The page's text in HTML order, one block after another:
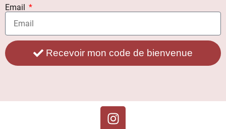
Email
Recevoir mon code de bienvenue